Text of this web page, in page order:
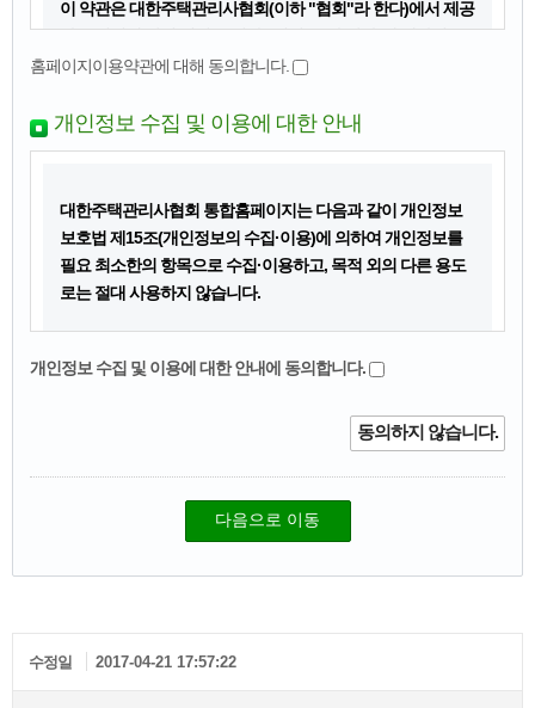
이 약관은 대한주택관리사협회(이하 "협회"라 한다)에서 제공
하는 인터넷 관련 서비스(이하 "서비스"라 한다)에 대하여 주
택관리사(보) 회원 및 홈페이지 회원(이하 "회원"이라 한다) 등
하도록 하는 것을 목적으로 한다.
제2조 (용어의 정의)
이 약관에서 사용하는 용어는 다음과 같이 정의됩니다.
주택관리사(보) 회원 : 주택관리사(보)로서 협회 산하 각 지역
한 사항을 정상적으로 입력하고 약관의 내용에 대하여 동의하
아이디(ID) : 회원의 식별과 서비스 이용을 위하여 회원이 정
비밀번호 : 회원의 본인 여부 및 본인의 아이디(ID)임을 확인
하고 회원의 비밀 보호를 위해 회원 자신이 정한 문자 또는 숫
제3조 (약관의 효력 및 변경)
홈페이지이용약관에 대해 동의합니다.
개인정보 수집 및 이용에 대한 안내
대한주택관리사협회 통합홈페이지는 다음과 같이 개인정보
보호법 제15조(개인정보의 수집·이용)에 의하여 개인정보를
필요 최소한의 항목으로 수집·이용하고, 목적 외의 다른 용도
로는 절대 사용하지 않습니다.
개인정보보호법 제15조에 의한 개인정보 수집·이용을 위해 신청자
필수항목 : 이름, 아이디, 비밀번호, 이메일, 휴대폰번호, 주
개인정보 수집 및 이용에 대한 안내에 동의합니다.
동의하지 않습니다.
다음으로 이동
수정일 2017-04-21 17:57:22